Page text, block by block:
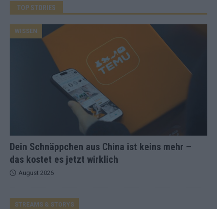
TOP STORIES
Dein Schnäppchen aus China ist keins mehr –
das kostet es jetzt wirklich
WISSEN
August 2026
STREAMS & STORYS